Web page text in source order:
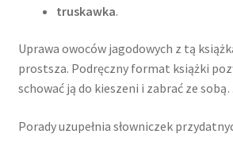
truskawka.
Uprawa owoców jagodowych z tą
prostsza. Podręczny format książki
schować ją do kieszeni i zabrać ze
Porady uzupełnia słowniczek